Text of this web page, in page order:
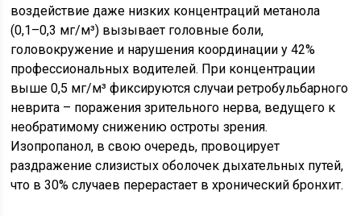
воздействие даже низких концентраций метанола
(0,1–0,3 мг/м³) вызывает головные боли,
головокружение и нарушения координации у 42%
профессиональных водителей. При концентрации
выше 0,5 мг/м³ фиксируются случаи ретробульбарного
неврита – поражения зрительного нерва, ведущего к
необратимому снижению остроты зрения.
Изопропанол, в свою очередь, провоцирует
раздражение слизистых оболочек дыхательных путей,
что в 30% случаев перерастает в хронический бронхит.